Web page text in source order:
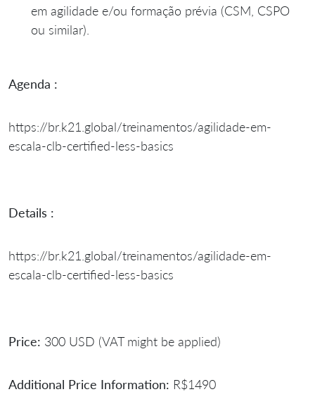
em agilidade e/ou formação prévia (CSM, CSPO
ou similar).
Agenda :
https://br.k21.global/treinamentos/agilidade-em-
escala-clb-certified-less-basics
Details :
https://br.k21.global/treinamentos/agilidade-em-
escala-clb-certified-less-basics
Price: 300 USD (VAT might be applied)
Additional Price Information: R$1490